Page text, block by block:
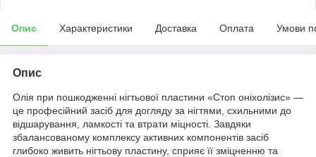
Опис Характеристики Доставка Оплата Умови
Опис
Олія при пошкодженні нігтьової пластини «Стоп оніхолізис» —
це професійний засіб для догляду за нігтями, схильними до
відшарування, ламкості та втрати міцності. Завдяки
збалансованому комплексу активних компонентів засіб
глибоко живить нігтьову пластину, сприяє її зміцненню та